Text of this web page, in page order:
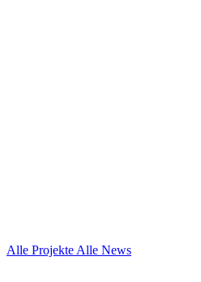
Alle Projekte Alle News